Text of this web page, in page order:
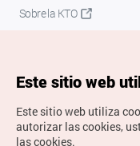
Sobre la KTO
Este sitio web
Este sitio web utiliza
autorizar las cookies,
las cookies.